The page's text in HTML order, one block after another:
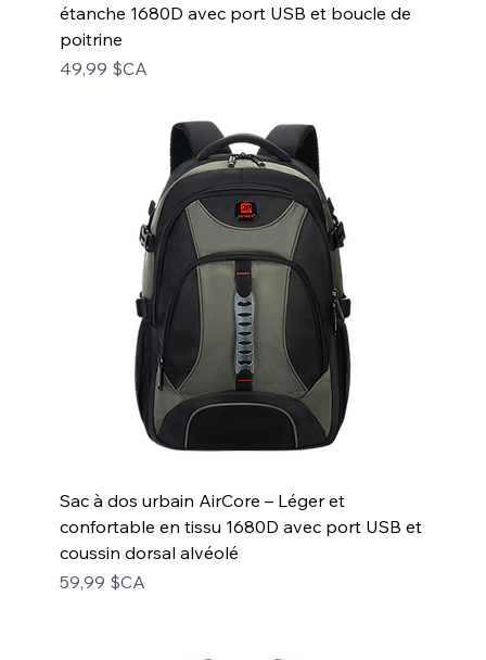
étanche 1680D avec port USB et boucle de
poitrine
Prix
49,99 $CA
Sac à dos urbain AirCore – Léger et
confortable en tissu 1680D avec port USB et
coussin dorsal alvéolé
Prix
59,99 $CA